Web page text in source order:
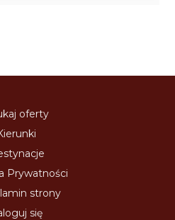
oferty
Prywatności
strony
się